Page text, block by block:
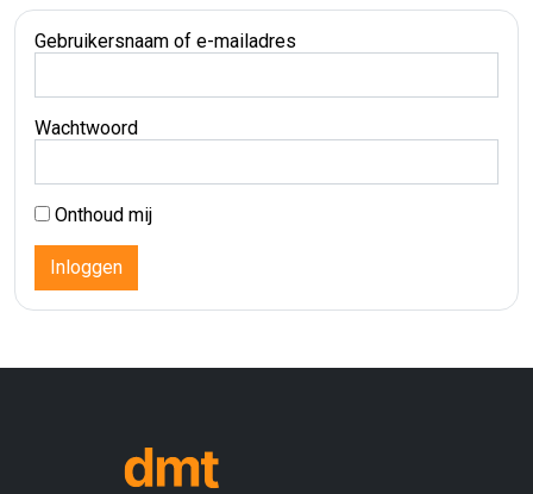
Gebruikersnaam of e-mailadres
Wachtwoord
Onthoud mij